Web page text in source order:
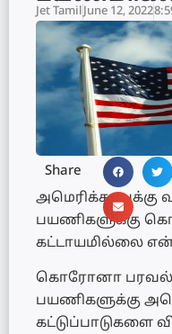
Jet Tamil June 12, 2022
Share
அமெரிக்காவுக்கு
பயணிகளுக்கு
கட்டாயமில்லை
கொரோனா பரவல்
பயணிகளுக்கு
கட்டுப்பாடுகளை